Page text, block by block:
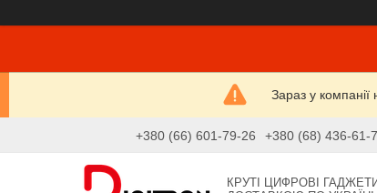
Зараз у
+380 (66) 601-79-26 +380 (68) 436-61-
КРУТІ ЦИФРОВІ